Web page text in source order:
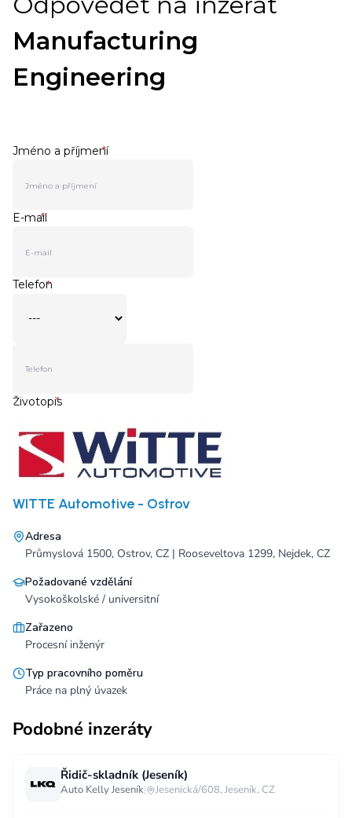
WITTE Automotive - Ostrov
Adresa
Průmyslová 1500, Ostrov, CZ | Rooseveltova 1299, Nejdek, CZ
Požadované vzdělání
Vysokoškolské / universitní
Zařazeno
Procesní inženýr
Typ pracovního poměru
Práce na plný úvazek
Podobné inzeráty
Řidič-skladník (Jeseník)
Auto Kelly Jeseník| Jesenická/608, Jeseník, CZ